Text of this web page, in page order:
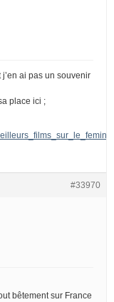
ai pas un souvenir
place ici ;
#33970
bêtement sur France